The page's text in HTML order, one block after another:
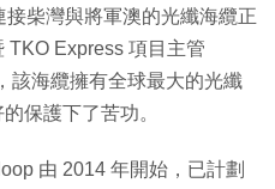
柴灣與將軍澳的光纖海纜正
TKO Express 項目主管
該海纜擁有全球最大的光纖
保護下了苦功。
由 2014 年開始，已計劃